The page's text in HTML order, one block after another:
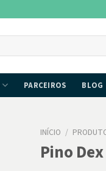
PARCEIROS BLOG
INÍCIO /
Pino